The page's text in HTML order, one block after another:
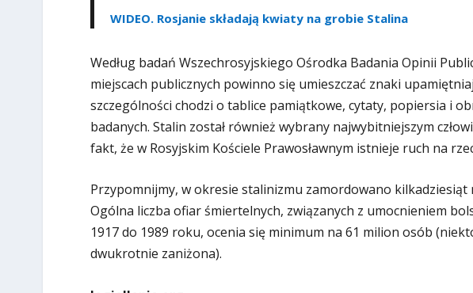
WIDEO. Rosjanie składają kwiaty na grobie Stalina
Według badań Wszechrosyjskiego Ośrodka Badania Opinii
miejscach publicznych powinno się umieszczać znaki
szczególności chodzi o tablice pamiątkowe, cytaty, popiersia i
badanych. Stalin został również wybrany najwybitniejszym
fakt, że w Rosyjskim Kościele Prawosławnym istnieje ruch na
Przypomnijmy, w okresie stalinizmu zamordowano
Ogólna liczba ofiar śmiertelnych, związanych z umocnieniem
1917 do 1989 roku, ocenia się minimum na 61 milion osób
dwukrotnie zaniżona).